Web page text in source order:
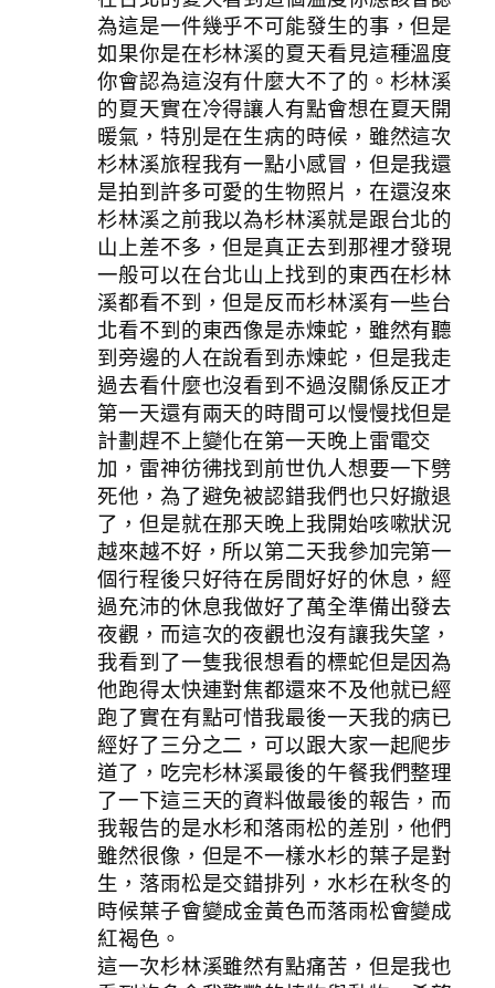
為這是一件幾乎不可能發生的事，但是
如果你是在杉林溪的夏天看見這種溫度
你會認為這沒有什麼大不了的。杉林溪
的夏天實在冷得讓人有點會想在夏天開
暖氣，特別是在生病的時候，雖然這次
杉林溪旅程我有一點小感冒，但是我還
是拍到許多可愛的生物照片，在還沒來
杉林溪之前我以為杉林溪就是跟台北的
山上差不多，但是真正去到那裡才發現
一般可以在台北山上找到的東西在杉林
溪都看不到，但是反而杉林溪有一些台
北看不到的東西像是赤煉蛇，雖然有聽
到旁邊的人在說看到赤煉蛇，但是我走
過去看什麼也沒看到不過沒關係反正才
第一天還有兩天的時間可以慢慢找但是
計劃趕不上變化在第一天晚上雷電交
加，雷神彷彿找到前世仇人想要一下劈
死他，為了避免被認錯我們也只好撤退
了，但是就在那天晚上我開始咳嗽狀況
越來越不好，所以第二天我參加完第一
個行程後只好待在房間好好的休息，經
過充沛的休息我做好了萬全準備出發去
夜觀，而這次的夜觀也沒有讓我失望，
我看到了一隻我很想看的標蛇但是因為
他跑得太快連對焦都還來不及他就已經
跑了實在有點可惜我最後一天我的病已
經好了三分之二，可以跟大家一起爬步
道了，吃完杉林溪最後的午餐我們整理
了一下這三天的資料做最後的報告，而
我報告的是水杉和落雨松的差別，他們
雖然很像，但是不一樣水杉的葉子是對
生，落雨松是交錯排列，水杉在秋冬的
時候葉子會變成金黃色而落雨松會變成
紅褐色。
這一次杉林溪雖然有點痛苦，但是我也